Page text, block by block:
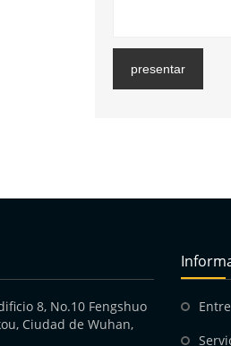
presentar
8, No.10 Fengshuo
Ciudad de Wuhan,